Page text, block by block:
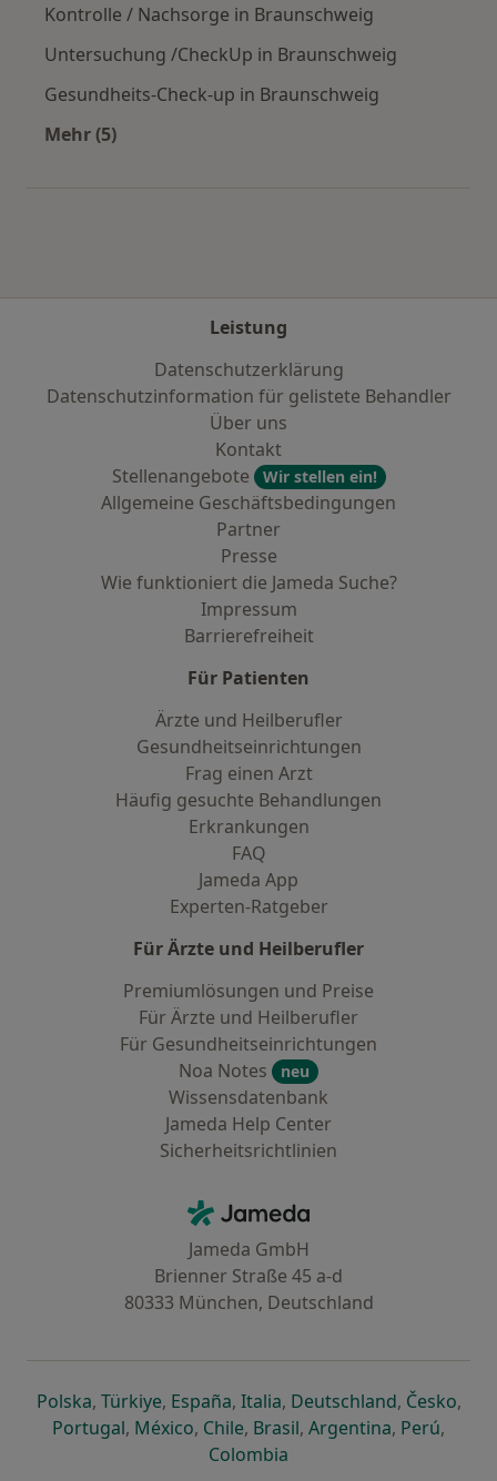
Kontrolle / Nachsorge in Braunschweig
Untersuchung /CheckUp in Braunschweig
Gesundheits-Check-up in Braunschweig
Mehr (5)
Leistung
Datenschutzerklärung
Datenschutzinformation für gelistete Behandler
Über uns
Kontakt
Stellenangebote
Wir stellen ein!
Allgemeine Geschäftsbedingungen
Partner
Presse
Wie funktioniert die Jameda Suche?
Impressum
Barrierefreiheit
Für Patienten
Ärzte und Heilberufler
Gesundheitseinrichtungen
Frag einen Arzt
Häufig gesuchte Behandlungen
Erkrankungen
FAQ
Jameda App
Experten-Ratgeber
Für Ärzte und Heilberufler
Premiumlösungen und Preise
Für Ärzte und Heilberufler
Für Gesundheitseinrichtungen
Noa Notes
neu
Wissensdatenbank
Jameda Help Center
Sicherheitsrichtlinien
Jameda - Startseite
Jameda GmbH
Brienner Straße 45 a-d
80333 München, Deutschland
Polskaöffnet in einer neuen Registerkarte
, Türkiyeöffnet in einer neuen Registerkarte
, Españaöffnet in einer neuen
, Italiaöffnet in einer neuen
, Deutschlandöffnet in
, Česko,
Portugalöffnet in einer neuen Registerkarte
, Méxicoöffnet in einer neuen Registerkarte
, Chileöffnet in einer neuen
, Brasilöffnet in einer neuen
, Argentinaöffnet in
, Perúöffnet
,
Colombia